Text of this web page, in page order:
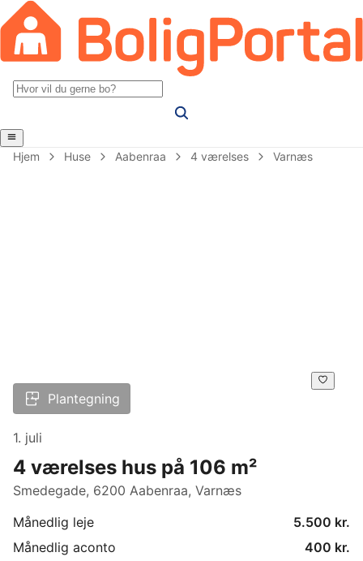
Hjem Huse Aabenraa 4 værelses Varnæs
Plantegning
1. juli
4 værelses hus på 106 m²
Smedegade, 6200 Aabenraa, Varnæs
Månedlig leje
5.500 kr.
Månedlig aconto
400 kr.